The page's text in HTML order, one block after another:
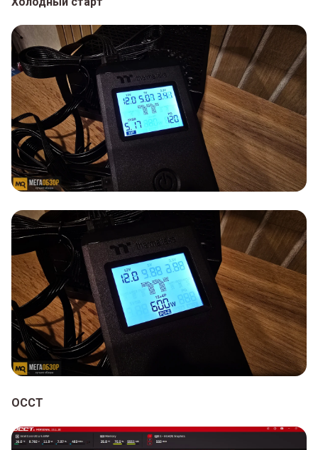
OCCT